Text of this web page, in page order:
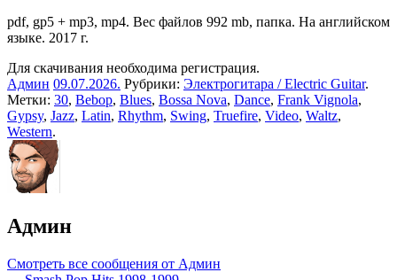
pdf, gp5 + mp3, mp4. Вес файлов 992 mb, папка. На английском
языке. 2017 г.
Для скачивания необходима регистрация.
Админ 09.07.2026. Рубрики: Электрогитара / Electric Guitar.
Метки: 30, Bebop, Blues, Bossa Nova, Dance, Frank Vignola,
Gypsy, Jazz, Latin, Rhythm, Swing, Truefire, Video, Waltz,
Western.
Админ
Смотреть все сообщения от Админ